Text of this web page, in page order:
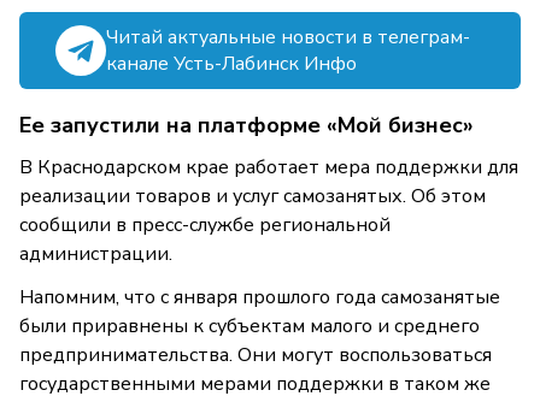
Читай актуальные новости в телеграм-
канале Усть-Лабинск Инфо
Ее запустили на платформе «Мой бизнес»
В Краснодарском крае работает мера поддержки для
реализации товаров и услуг самозанятых. Об этом
сообщили в пресс-службе региональной
администрации.
Напомним, что с января прошлого года самозанятые
были приравнены к субъектам малого и среднего
предпринимательства. Они могут воспользоваться
государственными мерами поддержки в таком же